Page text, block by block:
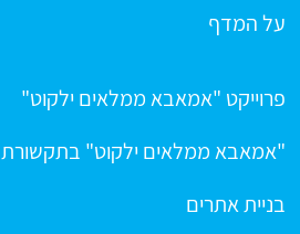
על המדף
פרוייקט "אמאבא ממלאים ילקוט"
"אמאבא ממלאים ילקוט" בתקשורת
בניית אתרים